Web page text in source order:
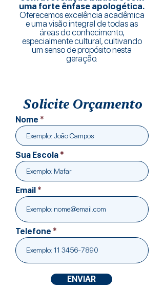
uma forte ênfase apologética.
Oferecemos excelência acadêmica
e uma visão integral de todas as
áreas do conhecimento,
especialmente cultural, cultivando
um senso de propósito nesta
geração.
Solicite Orçamento
Nome
Sua Escola
Email
Telefone
ENVIAR